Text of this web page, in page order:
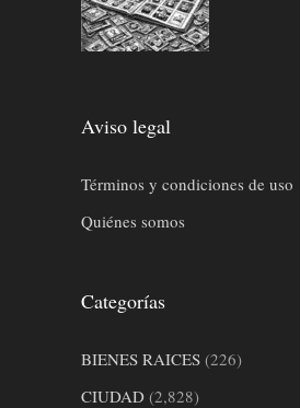
Aviso legal
Términos y condiciones de uso
Quiénes somos
Categorías
BIENES RAICES (226)
CIUDAD (2,828)